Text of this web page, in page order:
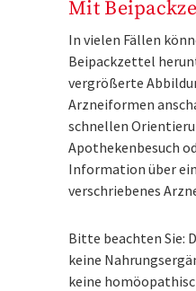
Mit
In vielen Fällen
Beipackzettel
vergrößerte
Arzneiformen
schnellen
Apothekenbesuch
Information über
verschriebenes
Bitte beachten Sie:
keine
keine